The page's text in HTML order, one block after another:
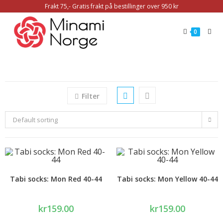
Frakt 75,- Gratis frakt på bestillinger over 950 kr
0
Filter
Default sorting
Tabi socks: Mon Red 40-44
kr159.00
Tabi socks: Mon Yellow 40-44
kr159.00